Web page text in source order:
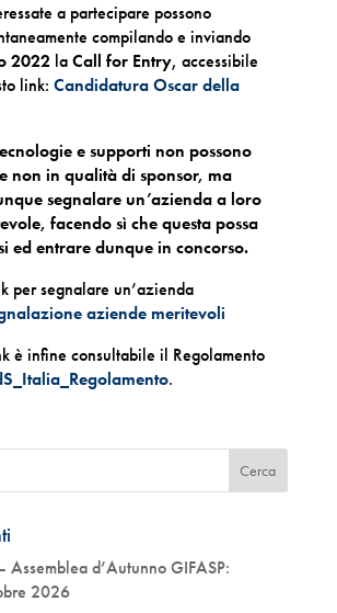
a partecipare possono
compilando e inviando
2022 laCall for Entry, accessibile
link: Candidatura Oscar della
e supporti non possono
non in qualità di sponsor, ma
segnalare un’azienda a loro
facendo sì che questa possa
ed entrare dunque in concorso.
per segnalare un’azienda
aziende meritevoli
è infine consultabile il Regolamento
.
Assemblea d’Autunno GIFASP:
2026